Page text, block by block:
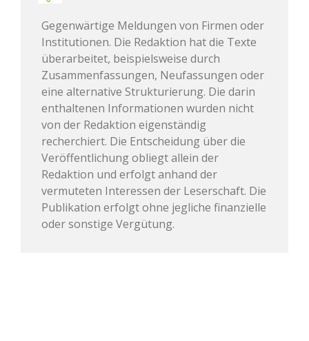
Gegenwärtige Meldungen von Firmen oder
Institutionen. Die Redaktion hat die Texte
überarbeitet, beispielsweise durch
Zusammenfassungen, Neufassungen oder
eine alternative Strukturierung. Die darin
enthaltenen Informationen wurden nicht
von der Redaktion eigenständig
recherchiert. Die Entscheidung über die
Veröffentlichung obliegt allein der
Redaktion und erfolgt anhand der
vermuteten Interessen der Leserschaft. Die
Publikation erfolgt ohne jegliche finanzielle
oder sonstige Vergütung.